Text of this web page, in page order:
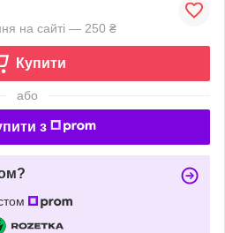
на сайті — 250 ₴
Купити
або
з